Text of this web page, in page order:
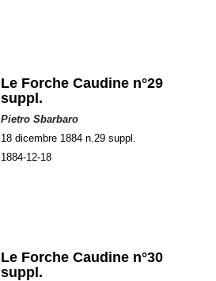
Le Forche Caudine n°29
suppl.
Pietro Sbarbaro
18 dicembre 1884 n.29 suppl.
1884-12-18
Le Forche Caudine n°30
suppl.